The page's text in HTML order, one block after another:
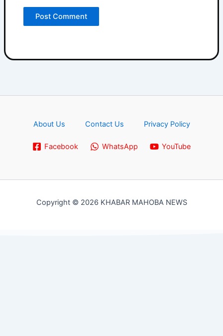
About Us Contact Us Privacy Policy
Facebook WhatsApp YouTube
Copyright © 2026 KHABAR MAHOBA NEWS